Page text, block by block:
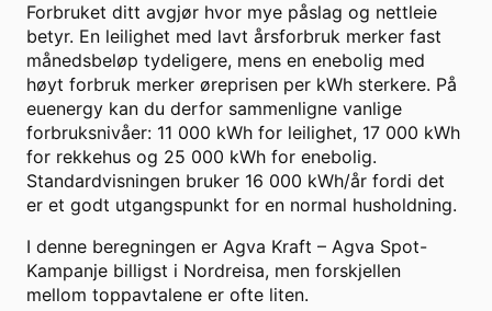
Forbruket ditt avgjør hvor mye påslag og nettleie
betyr. En leilighet med lavt årsforbruk merker fast
månedsbeløp tydeligere, mens en enebolig med
høyt forbruk merker øreprisen per kWh sterkere. På
euenergy kan du derfor sammenligne vanlige
forbruksnivåer: 11 000 kWh for leilighet, 17 000 kWh
for rekkehus og 25 000 kWh for enebolig.
Standardvisningen bruker 16 000 kWh/år fordi det
er et godt utgangspunkt for en normal husholdning.
I denne beregningen er Agva Kraft – Agva Spot-
Kampanje billigst i Nordreisa, men forskjellen
mellom toppavtalene er ofte liten.